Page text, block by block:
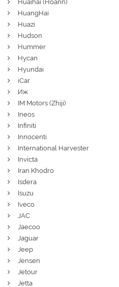
Huaihai (Hoann)
HuangHai
Huazi
Hudson
Hummer
Hycan
Hyundai
iCar
Иж
IM Motors (Zhiji)
Ineos
Infiniti
Innocenti
International Harvester
Invicta
Iran Khodro
Isdera
Isuzu
Iveco
JAC
Jaecoo
Jaguar
Jeep
Jensen
Jetour
Jetta